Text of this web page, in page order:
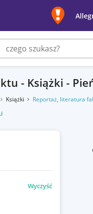
- Książki -
Książki Reportaż, literatura
Wyczyść